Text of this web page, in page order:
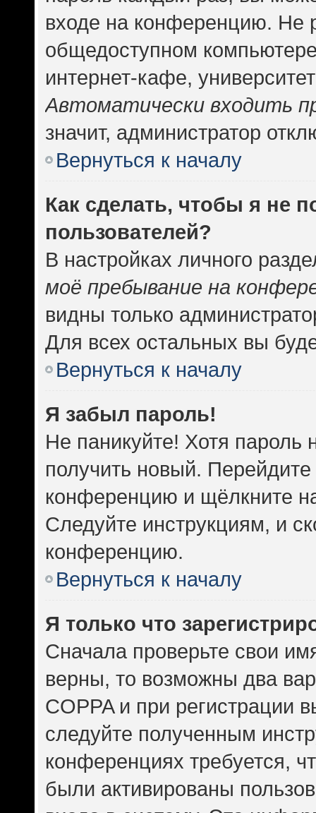
входе на конференцию. Не
общедоступном
интернет-кафе,
Автоматически входить
значит, администратор
Вернуться к началу
Как сделать, чтобы я не
пользователей?
В настройках личного
моё пребывание на
видны только
Для всех остальных вы
Вернуться к началу
Я забыл пароль!
Не паникуйте! Хотя пароль
получить новый.
конференцию и щёлкните
Следуйте инструкциям, и
конференцию.
Вернуться к началу
Я только что
Сначала проверьте свои
верны, то возможны два
COPPA и при регистрации
следуйте полученным
конференциях требуется,
были активированы